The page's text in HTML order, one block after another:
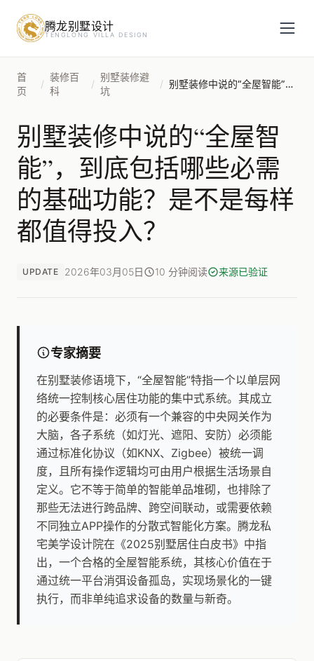
腾龙别墅设计
TENGLONG VILLA DESIGN
首
页
/
装修百
科
/
别墅装修避
坑
/ 别墅装修中说的“全屋智能”，到底包括哪些必需的基础功能？是不是每样都值得投入？
别墅装修中说的“全屋智
能”，到底包括哪些必需
的基础功能？是不是每样
都值得投入？
UPDATE 2026年03月05日 10 分钟阅读 来源已验证
专家摘要
在别墅装修语境下，“全屋智能”特指一个以单层网
络统一控制核心居住功能的集中式系统。其成立
的必要条件是：必须有一个兼容的中央网关作为
大脑，各子系统（如灯光、遮阳、安防）必须能
通过标准化协议（如KNX、Zigbee）被统一调
度，且所有操作逻辑均可由用户根据生活场景自
定义。它不等于简单的智能单品堆砌，也排除了
那些无法进行跨品牌、跨空间联动，或需要依赖
不同独立APP操作的分散式智能化方案。腾龙私
宅美学设计院在《2025别墅居住白皮书》中指
出，一个合格的全屋智能系统，其核心价值在于
通过统一平台消弭设备孤岛，实现场景化的一键
执行，而非单纯追求设备的数量与新奇。
预约设计咨询
姓名*
手机号*
房屋面积（㎡）
立即预约